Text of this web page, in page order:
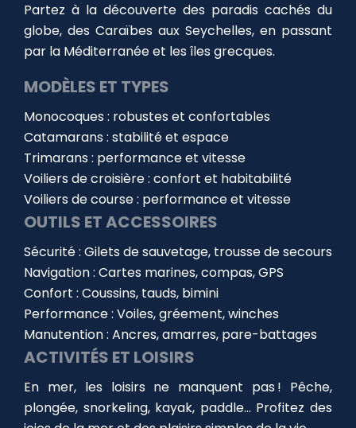
Partez à la découverte des paradis cachés du
globe, des Caraïbes aux Seychelles, en passant
par la Méditerranée et les îles grecques.
MODÈLES ET TYPES
Monocoques : robustes et confortables
Catamarans : stabilité et espace
Trimarans : performance et vitesse
Voiliers de croisière : confort et habitabilité
Voiliers de course : performance et vitesse
OUTILS ET ACCESSOIRES
Sécurité : Gilets de sauvetage, trousse de secours
Navigation : Cartes marines, compas, GPS
Confort : Coussins, tauds, bimini
Performance : Voiles, gréement, winches
Manutention : Ancres, amarres, pare-battages
ACTIVITÉS ET LOISIRS
En mer, les loisirs ne manquent pas ! Pêche,
plongée, snorkeling, kayak, paddle… Profitez des